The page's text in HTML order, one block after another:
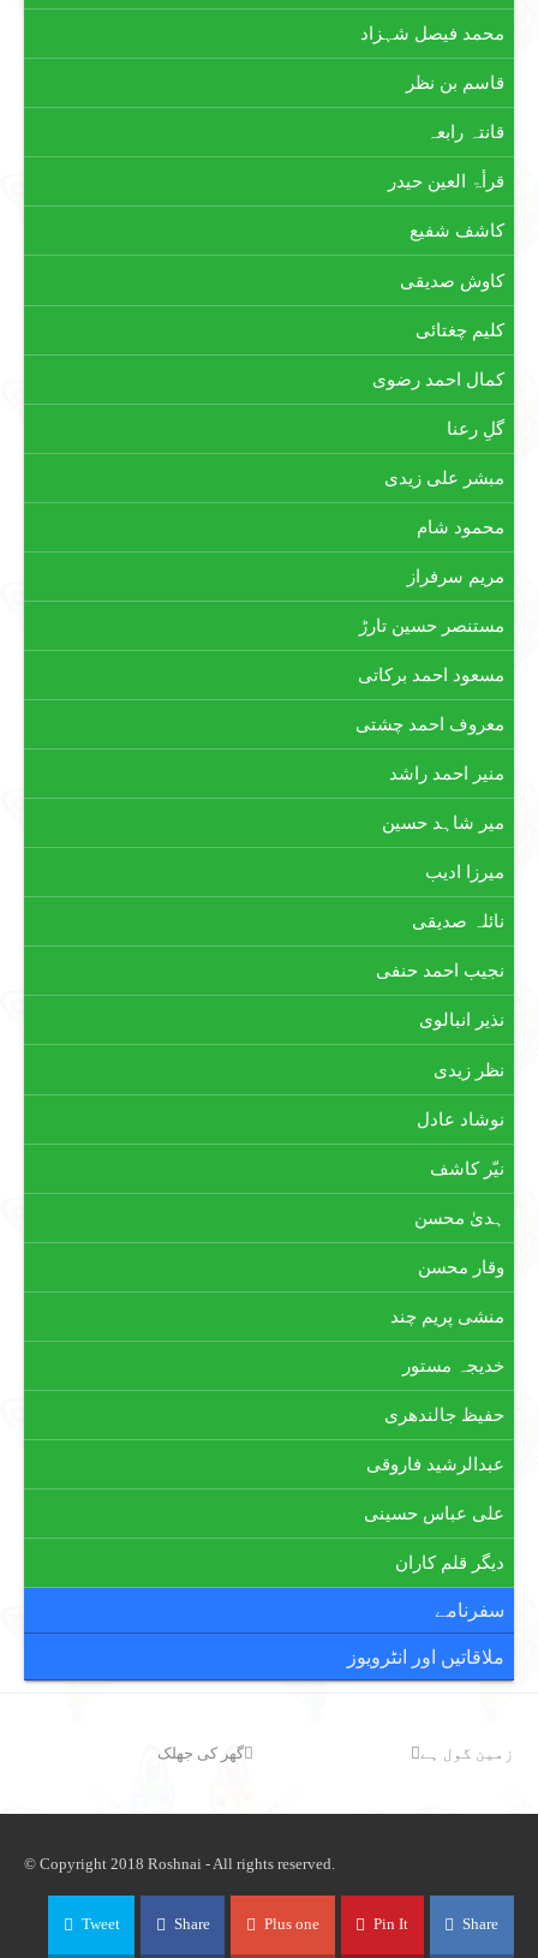
محمد فیصل شہزاد
قاسم بن نظر
قانتہ رابعہ
قرأۃ العین حیدر
کاشف شفیع
کاوش صدیقی
کلیم چغتائی
کمال احمد رضوی
گلِ رعنا
مبشر علی زیدی
محمود شام
مریم سرفراز
مستنصر حسین تارڑ
مسعود احمد برکاتی
معروف احمد چشتی
منیر احمد راشد
میر شاہد حسین
میرزا ادیب
نائلہ صدیقی
نجیب احمد حنفی
نذیر انبالوی
نظر زیدی
نوشاد عادل
نیّر کاشف
ہدیٰ محسن
وقار محسن
منشی پریم چند
خدیجہ مستور
حفیظ جالندھری
عبدالرشید فاروقی
علی عباس حسینی
دیگر قلم کاران
سفرنامے
ملاقاتیں اور انٹرویوز
previous
گھر کی جھلک next
زمین گول ہے
© Copyright 2018 Roshnai - All rights reserved.
Tweet Share Plus one Pin It Share